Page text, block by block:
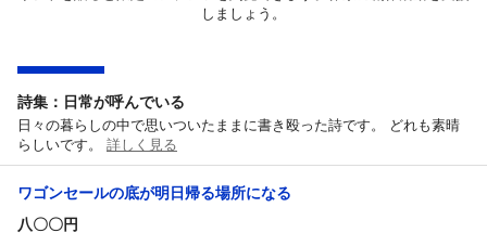
しましょう。
詩集：日常が呼んでいる
日々の暮らしの中で思いついたままに書き殴った詩です。 どれも素晴
らしいです。
詳しく見る
ワゴンセールの底が明日帰る場所になる
八〇〇円